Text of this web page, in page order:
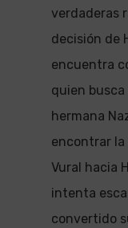
verdaderas
decisión de
encuentra
quien
hermana
encontrar la
Vural hacia
intenta
convertido